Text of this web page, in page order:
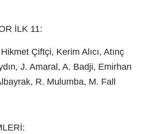
İLK 11:
Çiftçi, Kerim Alıcı, Atınç
J. Amaral, A. Badji, Emirhan
R. Mulumba, M. Fall